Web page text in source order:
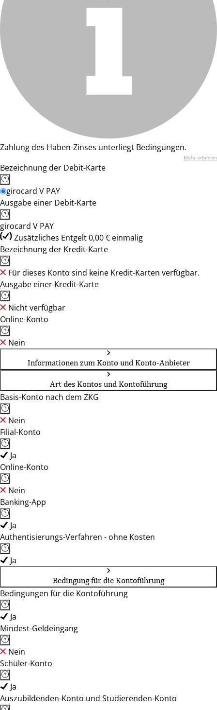
Zahlung des Haben-Zinses unterliegt Bedingungen.
Mehr erfahren
Bezeichnung der Debit-Karte
girocard V PAY
Ausgabe einer Debit-Karte
girocard V PAY
Zusätzliches Entgelt 0,00 € einmalig
Bezeichnung der Kredit-Karte
Für dieses Konto sind keine Kredit-Karten verfügbar.
Ausgabe einer Kredit-Karte
Nicht verfügbar
Online-Konto
Nein
Informationen zum Konto und Konto-Anbieter
Art des Kontos und Kontoführung
Basis-Konto nach dem ZKG
Nein
Filial-Konto
Ja
Online-Konto
Nein
Banking-App
Ja
Authentisierungs-Verfahren - ohne Kosten
Ja
Bedingung für die Kontoführung
Bedingungen für die Kontoführung
Ja
Mindest-Geldeingang
Nein
Schüler-Konto
Ja
Auszubildenden-Konto und Studierenden-Konto